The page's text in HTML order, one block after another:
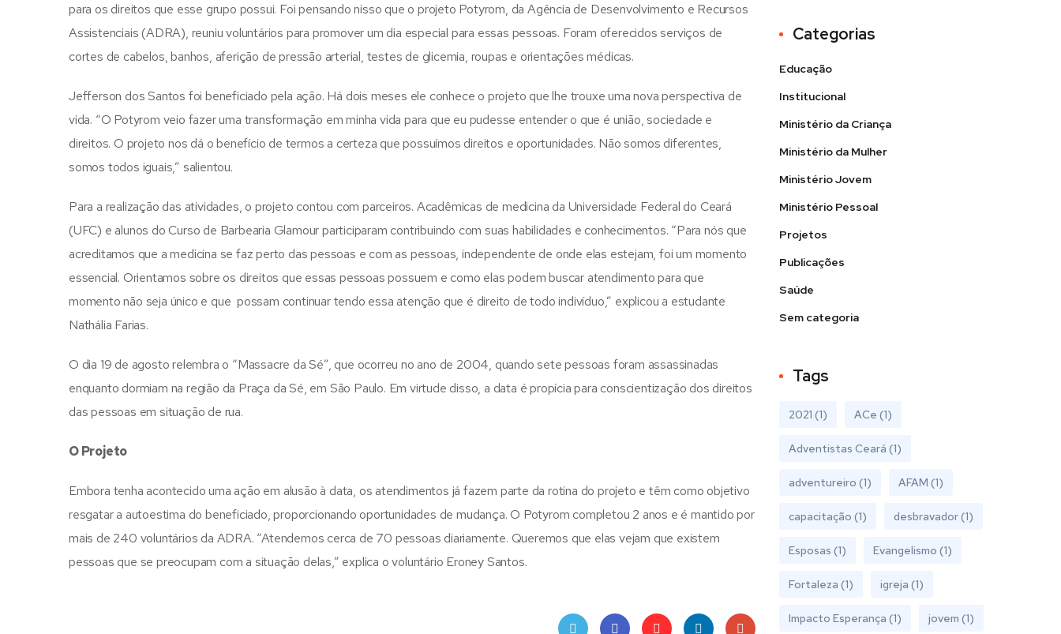
para os direitos que esse grupo possui. Foi pensando nisso que o projeto Potyrom, da Agência de Desenvolvimento e Recursos
Assistenciais (ADRA), reuniu voluntários para promover um dia especial para essas pessoas. Foram oferecidos serviços de
cortes de cabelos, banhos, aferição de pressão arterial, testes de glicemia, roupas e orientações médicas.
Jefferson dos Santos foi beneficiado pela ação. Há dois meses ele conhece o projeto que lhe trouxe uma nova perspectiva de
vida. “O Potyrom veio fazer uma transformação em minha vida para que eu pudesse entender o que é união, sociedade e
direitos. O projeto nos dá o benefício de termos a certeza que possuímos direitos e oportunidades. Não somos diferentes,
somos todos iguais,” salientou.
Para a realização das atividades, o projeto contou com parceiros. Acadêmicas de medicina da Universidade Federal do Ceará
(UFC) e alunos do Curso de Barbearia Glamour participaram contribuindo com suas habilidades e conhecimentos. “Para nós que
acreditamos que a medicina se faz perto das pessoas e com as pessoas, independente de onde elas estejam, foi um momento
essencial. Orientamos sobre os direitos que essas pessoas possuem e como elas podem buscar atendimento para que
momento não seja único e que possam continuar tendo essa atenção que é direito de todo indivíduo,” explicou a estudante
Nathália Farias.
O dia 19 de agosto relembra o “Massacre da Sé”, que ocorreu no ano de 2004, quando sete pessoas foram assassinadas
enquanto dormiam na região da Praça da Sé, em São Paulo. Em virtude disso, a data é propícia para conscientização dos direitos
das pessoas em situação de rua.
O Projeto
Embora tenha acontecido uma ação em alusão à data, os atendimentos já fazem parte da rotina do projeto e têm como objetivo
resgatar a autoestima do beneficiado, proporcionando oportunidades de mudança. O Potyrom completou 2 anos e é mantido por
mais de 240 voluntários da ADRA. “Atendemos cerca de 70 pessoas diariamente. Queremos que elas vejam que existem
pessoas que se preocupam com a situação delas,” explica o voluntário Eroney Santos.
Categorias
Educação
Institucional
Ministério da Criança
Ministério da Mulher
Ministério Jovem
Ministério Pessoal
Projetos
Publicações
Saúde
Sem categoria
Tags
2021 (1) ACe (1)
Adventistas Ceará (1)
adventureiro (1) AFAM (1)
capacitação (1) desbravador(1)
Esposas (1) Evangelismo (1)
Fortaleza (1) igreja (1)
Impacto Esperança (1) jovem (1)